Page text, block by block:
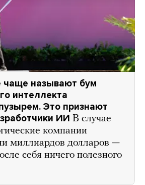
чаще называют бум
интеллекта
Это признают
ИИ В случае
компании
миллиардов долларов —
себя ничего полезного